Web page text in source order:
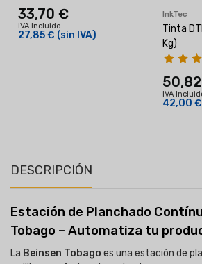
33,70 €
IVA Incluido
27,85 € (sin IVA)
InkTec
Tinta
Kg)
IVA
42,00 €
DESCRIPCIÓN
Estación de Planchado
Tobago – Automatiza tu
La Beinsen Tobago es una estación de